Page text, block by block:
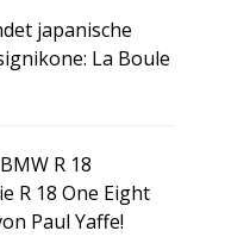
japanische
La Boule
R 18
R 18 One Eight
Paul Yaffe!